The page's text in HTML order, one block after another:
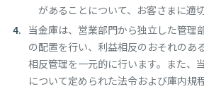
カードローン フリーローン
があることについて、お客さまに適
当金庫は、営業部門から独立した管理
の配置を行い、利益相反のおそれのあ
相反管理を一元的に行います。また、
について定められた法令および庫内規